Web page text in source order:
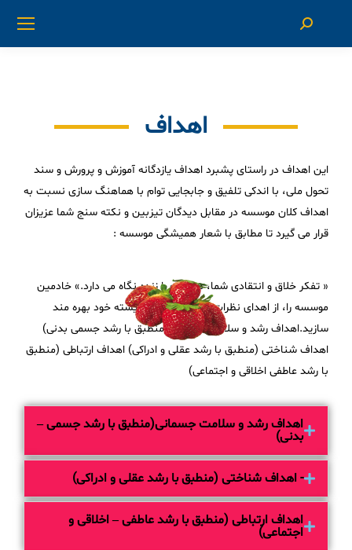
اهداف
این اهداف در راستای پشبرد اهداف یازدگانه آموزش و پرورش و سند
تحول ملی، با اندکی تلفیق و جابجایی توام با هماهنگ سازی نسبت به
اهداف کلان موسسه در مقابل دیدگان تیزبین و نکته سنج شما عزیزان
قرار می گیرد تا مطابق با شعار همیشگی موسسه :
« تفکر خلاق و انتقادی شما، موسسه را زنده نگاه می دارد.» خادمین
موسسه را، از اهدای نظرات و پیشنهادات شایسته خود بهره مند
سازید.اهداف رشد و سلامت جسمانی(منطبق با رشد جسمی بدنی)
اهداف شناختی (منطبق با رشد عقلی و ادراکی) اهداف ارتباطی (منطبق
با رشد عاطفی اخلاقی و اجتماعی)
اهداف رشد و سلامت جسمانی(منطبق با رشد جسمی –
بدنی)
- اهداف شناختی (منطبق با رشد عقلی و ادراکی)
اهداف ارتباطی (منطبق با رشد عاطفی – اخلاقی و
اجتماعی)